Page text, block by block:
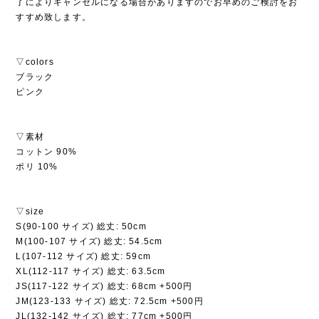
すすめ致します。
▽colors
ブラック
ピンク
▽素材
コットン 90%
ポリ 10%
▽size
S(90-100 サイズ) 総丈: 50cm
M(100-107 サイズ) 総丈: 54.5cm
L(107-112 サイズ) 総丈: 59cm
XL(112-117 サイズ) 総丈: 63.5cm
JS(117-122 サイズ) 総丈: 68cm +500円
JM(123-133 サイズ) 総丈: 72.5cm +500円
JL(132-142 サイズ) 総丈: 77cm +500円